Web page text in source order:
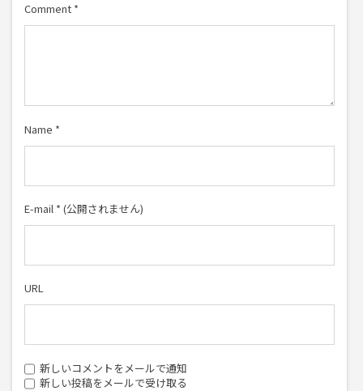
Comment *
Name *
E-mail * (公開されません)
URL
新しいコメントをメールで通知
新しい投稿をメールで受け取る